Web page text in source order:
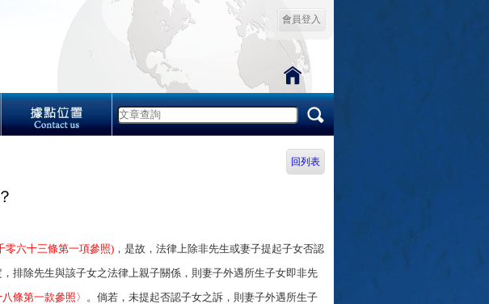
會員登入
回列表
零六十三條第一項參照) ，是故，法律上除非先生或妻子提起子女否認
，排除先生與該子女之法律上親子關係，則妻子外遇所生子女即非先
條第一款參照〉 。倘若，未提起否認子女之訴，則妻子外遇所生子